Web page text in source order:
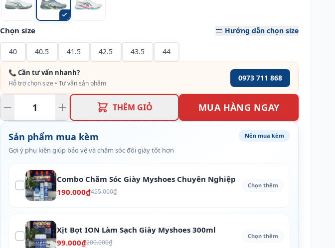
Chọn size Hướng dẫn chọn size
40 40.5 41.5 42.5 43.5 44
📞 Cần tư vấn nhanh?
Hỗ trợ chọn size • Tư vấn sản phẩm
0973 711 868
THÊM GIỎ MUA HÀNG NGAY
Sản phẩm mua kèm
Gợi ý phụ kiện giúp bảo vệ và chăm sóc đôi giày tốt hơn
Nên mua kèm
Combo Chăm Sóc Giày Myshoes Chuyên Nghiệp
190.000₫455.000₫
Chọn thêm
Xịt Bọt ION Làm Sạch Giày Myshoes 300ml
99.000₫200.000₫
Chọn thêm